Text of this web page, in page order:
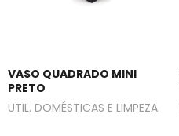
VASO QUADRADO MINI
PRETO
UTIL. DOMÉSTICAS E LIMPEZA